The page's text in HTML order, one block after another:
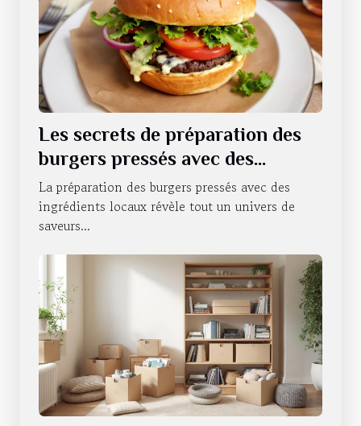
Les secrets de préparation des
burgers pressés avec des
ingrédients locaux
La préparation des burgers pressés avec des
ingrédients locaux révèle tout un univers de
saveurs...